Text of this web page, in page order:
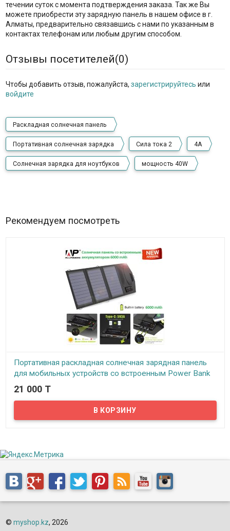
течении суток с момента подтверждения заказа. Так же Вы
можете приобрести эту зарядную панель в нашем офисе в г.
Алматы, предварительно связавшись с нами по указанным в
контактах телефонам или любым другим способом.
Отзывы посетителей(0)
Чтобы добавить отзыв, пожалуйста, зарегистрируйтесь или
войдите
Раскладная солнечная панель
Портативная солнечная зарядка Сила тока 2 4А
Солнечная зарядка для ноутбуков мощность 40W
Рекомендуем посмотреть
Портативная раскладная солнечная зарядная панель
для мобильных устройств со встроенным Power Bank
на 6000 mAh, AP-SP-014-BLA
Предлагаем портативные солнечные панели для подзарядки
оснащена встроенным Li-полимерным аккумулятором (Power
Bank) емкостью 6000 mAh. Благодаря встроенному аккумулятору
солнечную погоду аккумулятор подзаряжается, благодаря чему
в дальнейшем зарядка будет работать даже в пасмурные дни или
ночью. В сложенном состоянии размеры данной солнечной
зарядки составляют 270х160х25мм. В разложенном состоянии
21 000 T
© myshop.kz, 2026